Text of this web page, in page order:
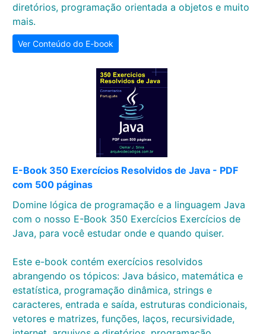
diretórios, programação orientada a objetos e muito
mais.
Ver Conteúdo do E-book
E-Book 350 Exercícios Resolvidos de Java - PDF
com 500 páginas
Domine lógica de programação e a linguagem Java
com o nosso E-Book 350 Exercícios Exercícios de
Java, para você estudar onde e quando quiser.
Este e-book contém exercícios resolvidos
abrangendo os tópicos: Java básico, matemática e
estatística, programação dinâmica, strings e
caracteres, entrada e saída, estruturas condicionais,
vetores e matrizes, funções, laços, recursividade,